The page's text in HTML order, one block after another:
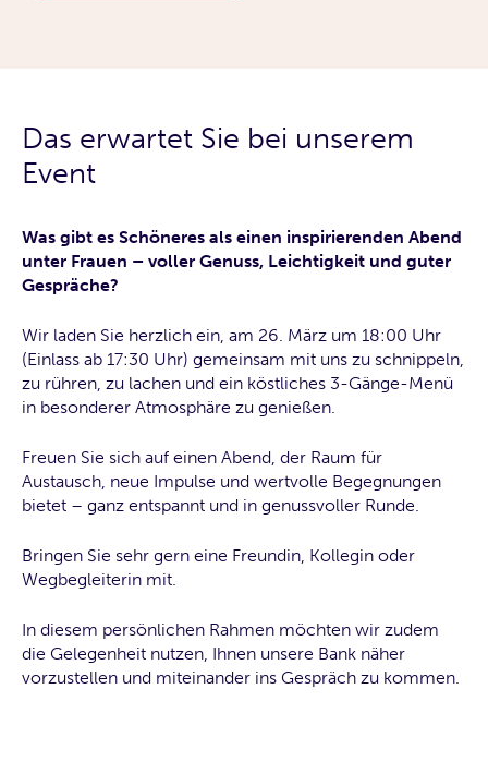
Das erwartet Sie bei unserem
Event
Was gibt es Schöneres als einen inspirierenden Abend
unter Frauen – voller Genuss, Leichtigkeit und guter
Gespräche?
Wir laden Sie herzlich ein, am 26. März um 18:00 Uhr
(Einlass ab 17:30 Uhr) gemeinsam mit uns zu schnippeln,
zu rühren, zu lachen und ein köstliches 3-Gänge-Menü
in besonderer Atmosphäre zu genießen.
Freuen Sie sich auf einen Abend, der Raum für
Austausch, neue Impulse und wertvolle Begegnungen
bietet – ganz entspannt und in genussvoller Runde.
Bringen Sie sehr gern eine Freundin, Kollegin oder
Wegbegleiterin mit.
In diesem persönlichen Rahmen möchten wir zudem
die Gelegenheit nutzen, Ihnen unsere Bank näher
vorzustellen und miteinander ins Gespräch zu kommen.